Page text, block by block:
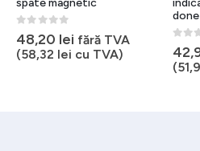
spate magnetic
0out of 5
48,20 lei fără TVA
(58,32 lei cu TVA)
done
0out
(